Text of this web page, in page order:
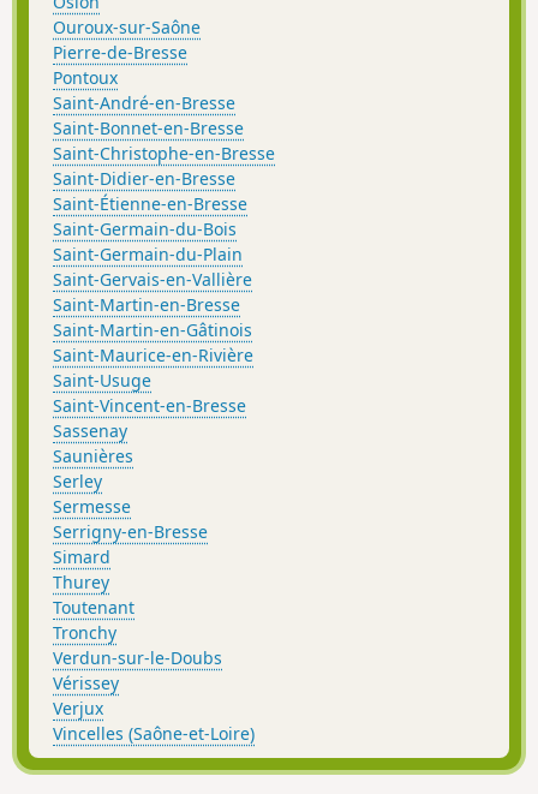
Ouroux-sur-Saône
Pierre-de-Bresse
Pontoux
Saint-André-en-Bresse
Saint-Bonnet-en-Bresse
Saint-Christophe-en-Bresse
Saint-Didier-en-Bresse
Saint-Étienne-en-Bresse
Saint-Germain-du-Bois
Saint-Germain-du-Plain
Saint-Gervais-en-Vallière
Saint-Martin-en-Bresse
Saint-Martin-en-Gâtinois
Saint-Maurice-en-Rivière
Saint-Usuge
Saint-Vincent-en-Bresse
Sassenay
Saunières
Serley
Sermesse
Serrigny-en-Bresse
Simard
Thurey
Toutenant
Tronchy
Verdun-sur-le-Doubs
Vérissey
Verjux
Vincelles (Saône-et-Loire)